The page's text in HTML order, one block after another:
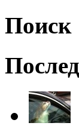
Поиск